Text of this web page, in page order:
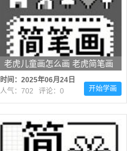
老虎儿童画怎么画 老虎简笔画
好看
时间：2025年06月24日
人气：702 评论：0
开始学画